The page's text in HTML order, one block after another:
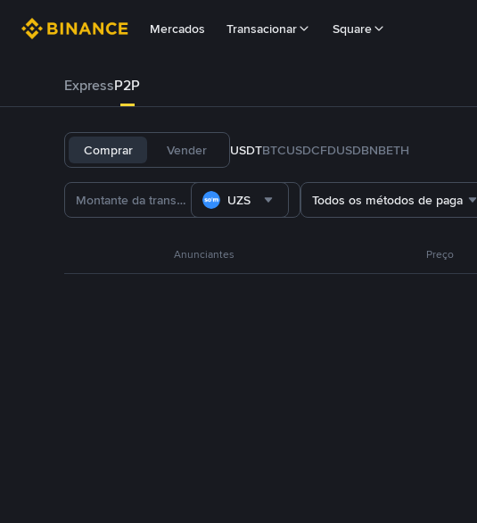
Mercados Transacionar Square
ExpressP2P
Comprar Vender USDTBTCUSDCFDUSDBNBETH
UZS Todos os métodos de
Anunciantes Preço